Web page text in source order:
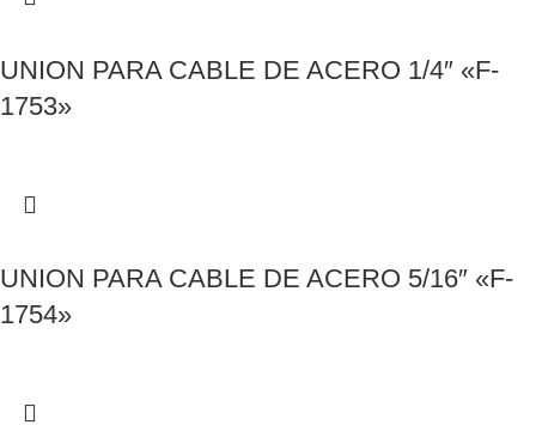
UNION PARA CABLE DE ACERO 1/4″ «F-
1753»
UNION PARA CABLE DE ACERO 5/16″ «F-
1754»